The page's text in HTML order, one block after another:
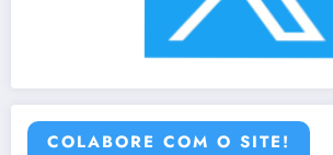
COLABORE COM O SITE!